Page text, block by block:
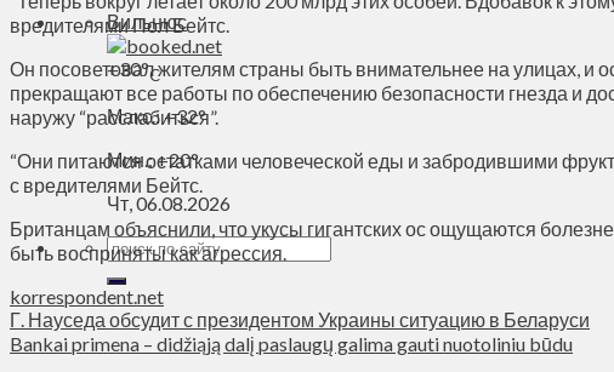
Вильнюс
+30°C
Макс.:+32°
Мин.:+20°
Чт, 06.08.2026
вредителями Пол Бейтс.
Он посоветовал жителям страны быть внимательнее на улицах, и
прекращают все работы по обеспечению безопасности гнезда и
наружу “расслабиться”.
“Они питаются остатками человеческой еды и забродившими
с вредителями Бейтс.
Британцам объяснили, что укусы гигантских ос ощущаются
быть восприняты как агрессия.
korrespondent.net
Г. Науседа обсудит с президентом Украины ситуацию в Беларуси
Bankai primena – didžiąją dalį paslaugų galima gauti nuotoliniu būdu